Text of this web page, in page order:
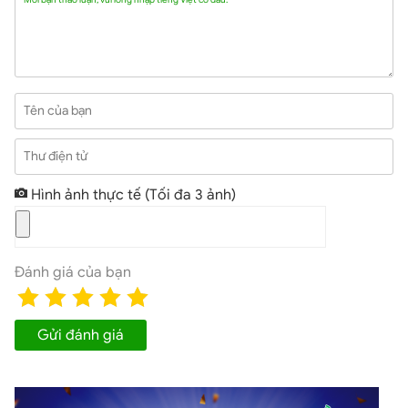
Màn hình Galaxy Z Flip bằng kính “Ultra Thin Class”
Không còn sử dụng nhựa như Galaxy Fold, màn hình của
Galaxy Z Flip được làm bằng chất liệu kính “Ultra Thin Class”
của Samsung. Chính vì vậy, màn hình của chiếc smartphone này
Fold trước đó.
Tên của bạn
Thư điện tử
Hình ảnh thực tế (Tối đa 3 ảnh)
Đánh giá của bạn
Gửi đánh giá